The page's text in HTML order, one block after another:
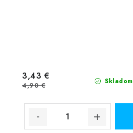
Skladom
3,43 €
4,90 €